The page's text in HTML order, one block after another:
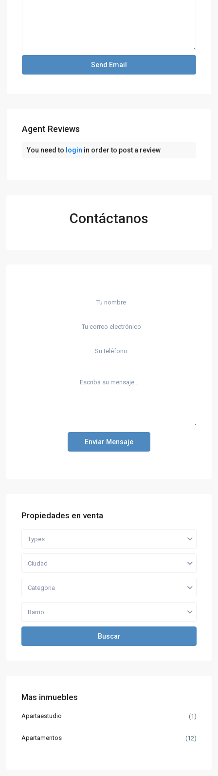
Agent Reviews
You need to login in order to post a review
Contáctanos
Enviar Mensaje
Propiedades en venta
Types
Ciudad
Categoria
Barrio
Buscar
Mas inmuebles
Apartaestudio (1)
Apartamentos (12)